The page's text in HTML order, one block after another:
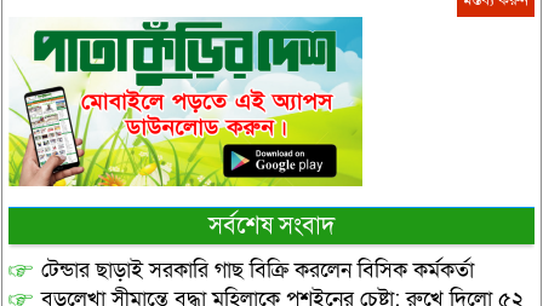
সর্বশেষ সংবাদ
টেন্ডার ছাড়াই সরকারি গাছ বিক্রি করলেন বিসিক কর্মকর্তা
বড়লেখা সীমান্তে বৃদ্ধা মহিলাকে পুশইনের চেষ্টা: রুখে দিলো ৫২